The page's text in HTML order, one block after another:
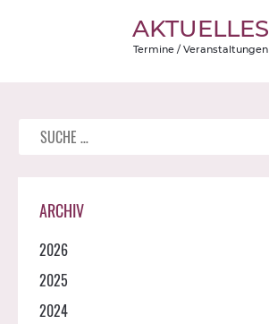
AKTUELLES
Termine / Veranstaltungen
Suche
nach:
ARCHIV
2026
2025
2024